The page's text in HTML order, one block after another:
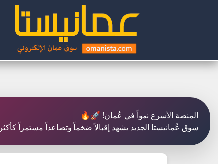
المنصة الأسرع نمواً في عُمان! 🚀🔥
سوق عُمانيستا الجديد يشهد إقبالاً ضخماً وتصاعداً مستمراً